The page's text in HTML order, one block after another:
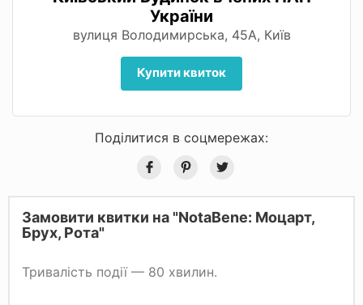
України
вулиця Володимирська, 45А, Київ
Купити квиток
Поділитися в соцмережах:
Замовити квитки на "NotaBene: Моцарт,
Брух, Рота"
Тривалість події — 80 хвилин.